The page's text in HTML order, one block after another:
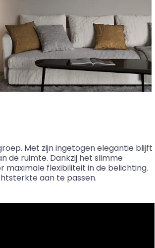
Met zijn ingetogen elegantie blijft
de ruimte. Dankzij het slimme
maximale flexibiliteit in de belichting.
aan te passen.